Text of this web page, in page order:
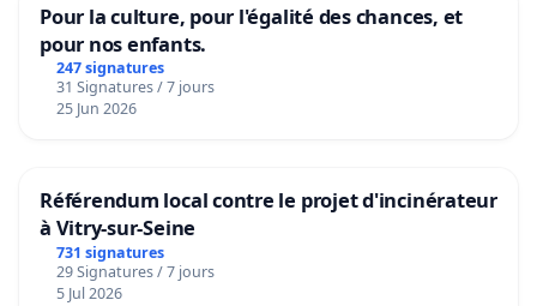
Pour la culture, pour l'égalité des chances, et
pour nos enfants.
247 signatures
31 Signatures / 7 jours
25 Jun 2026
Référendum local contre le projet d'incinérateur
à Vitry-sur-Seine
731 signatures
29 Signatures / 7 jours
5 Jul 2026